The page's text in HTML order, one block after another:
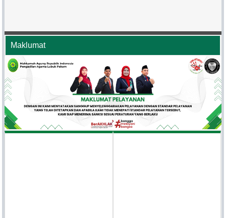
Maklumat